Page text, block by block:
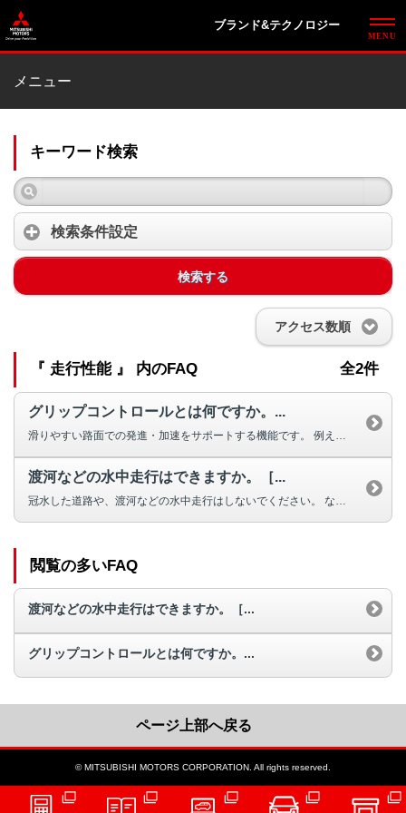
ブランド&テクノロジー
メニュー
キーワード検索
検索条件設定
検索する
アクセス数順
『 走行性能 』 内のFAQ 全2件
グリップコントロールとは何ですか。...
渡河などの水中走行はできますか。［...
冠水した道路や、渡河などの水中走行はしないでください。 なお、冠水や水没...
閲覧の多いFAQ
渡河などの水中走行はできますか。［...
グリップコントロールとは何ですか。...
ページ上部へ戻る
© MITSUBISHI MOTORS CORPORATION. All rights reserved.